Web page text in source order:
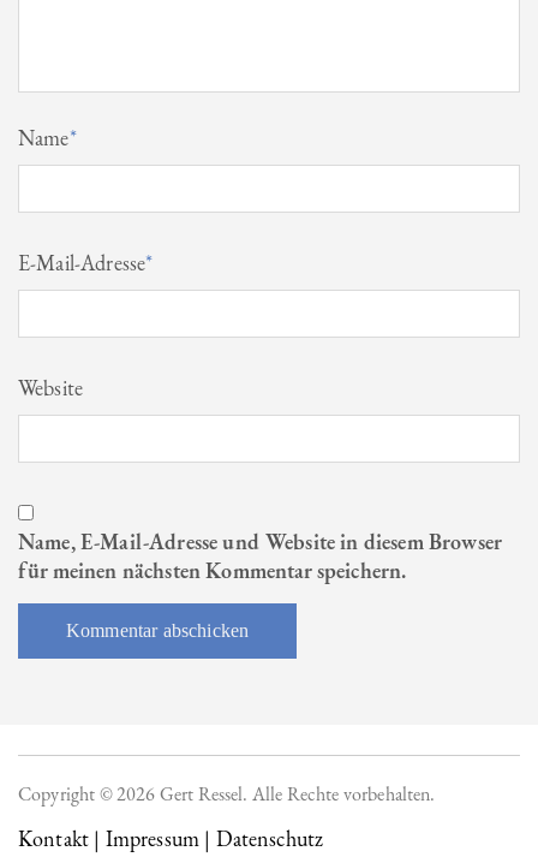
Name*
E-Mail-Adresse*
Website
Name, E-Mail-Adresse und Website in diesem Browser
für meinen nächsten Kommentar speichern.
Copyright © 2026 Gert Ressel. Alle Rechte vorbehalten.
Kontakt | Impressum | Datenschutz